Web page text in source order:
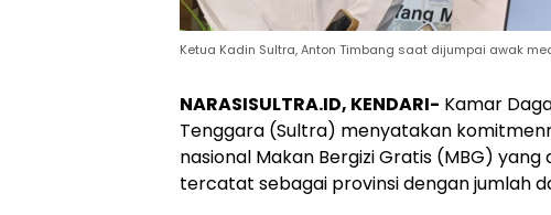
Ketua Kadin Sultra, Anton Timbang saat dijumpai awak
NARASISULTRA.ID, KENDARI- Kamar
Tenggara (Sultra) menyatakan
nasional Makan Bergizi Gratis (MBG)
tercatat sebagai provinsi dengan jumlah